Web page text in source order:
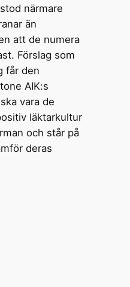
närmare
än
att de numera
Förslag som
får den
AIK:s
vara de
läktarkultur
och står på
deras